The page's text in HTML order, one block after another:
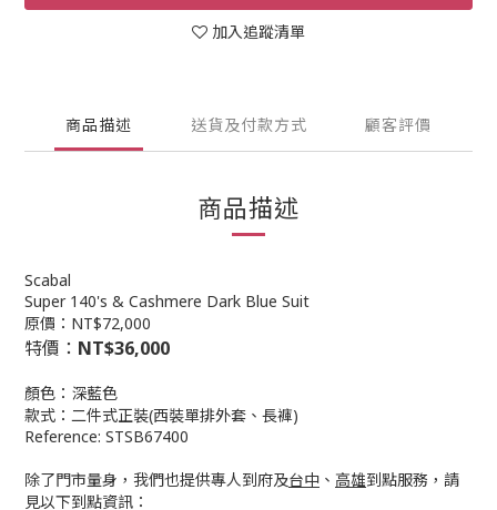
加入追蹤清單
商品描述 送貨及付款方式 顧客評價
商品描述
Scabal
Super 140's & Cashmere Dark Blue Suit
原價：NT$72,000
特價： NT$36,000
顏色：深藍色
款式： 二件式正裝(西裝單排外套、長褲)
Reference: STSB67400
除了門市量身，我們也提供專人到府及台中 、 高雄到點服務，請
見以下到點資訊：